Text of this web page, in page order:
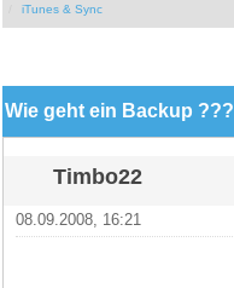
iTunes & Sync
Wie geht ein Backup ???
Timbo22
08.09.2008, 16:21